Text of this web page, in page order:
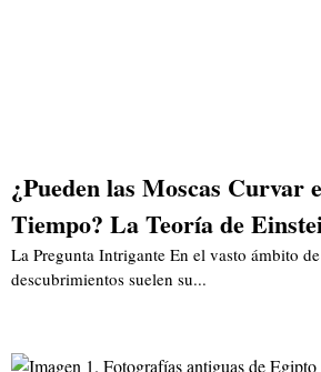
¿Pueden las Moscas Curvar
Tiempo? La Teoría de
La Pregunta Intrigante En el vasto ámbito
descubrimientos suelen su...